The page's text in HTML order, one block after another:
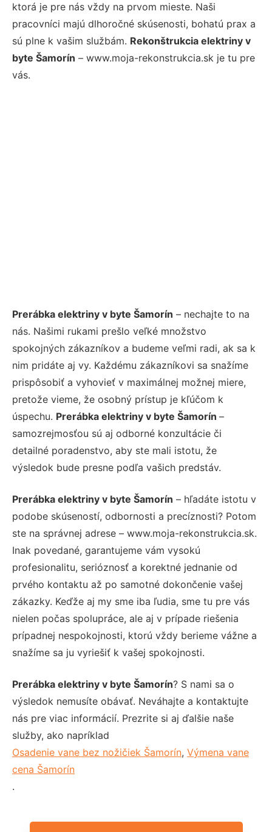
ktorá je pre nás vždy na prvom mieste. Naši
pracovníci majú dlhoročné skúsenosti, bohatú prax a
sú plne k vašim službám. Rekonštrukcia elektriny v
byte Šamorín – www.moja-rekonstrukcia.sk je tu pre
vás.
Prerábka elektriny v byte Šamorín – nechajte to na
nás. Našimi rukami prešlo veľké množstvo
spokojných zákazníkov a budeme veľmi radi, ak sa k
nim pridáte aj vy. Každému zákazníkovi sa snažíme
prispôsobiť a vyhovieť v maximálnej možnej miere,
pretože vieme, že osobný prístup je kľúčom k
úspechu. Prerábka elektriny v byte Šamorín –
samozrejmosťou sú aj odborné konzultácie či
detailné poradenstvo, aby ste mali istotu, že
výsledok bude presne podľa vašich predstáv.
Prerábka elektriny v byte Šamorín – hľadáte istotu v
podobe skúseností, odbornosti a precíznosti? Potom
ste na správnej adrese – www.moja-rekonstrukcia.sk.
Inak povedané, garantujeme vám vysokú
profesionalitu, serióznosť a korektné jednanie od
prvého kontaktu až po samotné dokončenie vašej
zákazky. Keďže aj my sme iba ľudia, sme tu pre vás
nielen počas spolupráce, ale aj v prípade riešenia
prípadnej nespokojnosti, ktorú vždy berieme vážne a
snažíme sa ju vyriešiť k vašej spokojnosti.
Prerábka elektriny v byte Šamorín? S nami sa o
výsledok nemusíte obávať. Neváhajte a kontaktujte
nás pre viac informácií. Prezrite si aj ďalšie naše
služby, ako napríklad
Osadenie vane bez nožičiek Šamorín, Výmena vane
cena Šamorín
.